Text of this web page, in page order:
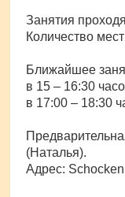
Занятия
Количество
Ближайшее
в 15 – 16:30
в 17:00 – 18:30
(Наталья).
Адрес: